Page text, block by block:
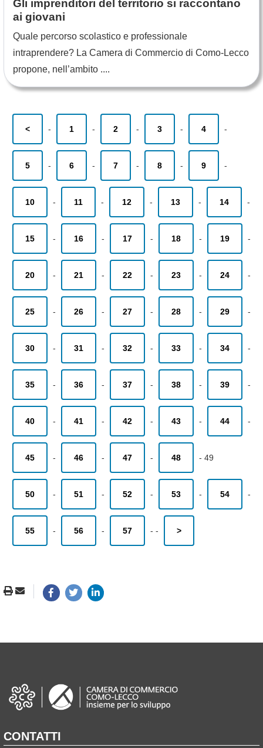
Gli imprenditori del territorio si raccontano
ai giovani
Quale percorso scolastico e professionale
intraprendere? La Camera di Commercio di Como-Lecco
propone, nell’ambito ....
< - 1 - 2 - 3 - 4 -
5 - 6 - 7 - 8 - 9 -
10 - 11 - 12 - 13 - 14 -
15 - 16 - 17 - 18 - 19 -
20 - 21 - 22 - 23 - 24 -
25 - 26 - 27 - 28 - 29 -
30 - 31 - 32 - 33 - 34 -
35 - 36 - 37 - 38 - 39 -
40 - 41 - 42 - 43 - 44 -
45 - 46 - 47 - 48 - 49
50 - 51 - 52 - 53 - 54 -
55 - 56 - 57 - - >
CONTATTI